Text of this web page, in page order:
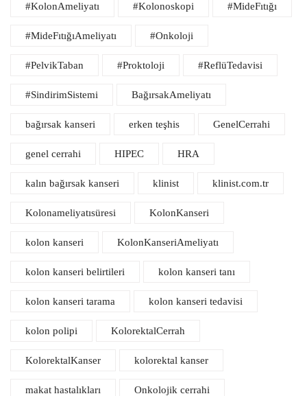
#KolonAmeliyatı #Kolonoskopi #MideFıtığı
#MideFıtığıAmeliyatı #Onkoloji
#PelvikTaban #Proktoloji #ReflüTedavisi
#SindirimSistemi BağırsakAmeliyatı
bağırsak kanseri erken teşhis GenelCerrahi
genel cerrahi HIPEC HRA
kalın bağırsak kanseri klinist klinist.com.tr
Kolonameliyatısüresi KolonKanseri
kolon kanseri KolonKanseriAmeliyatı
kolon kanseri belirtileri kolon kanseri tanı
kolon kanseri tarama kolon kanseri tedavisi
kolon polipi KolorektalCerrah
KolorektalKanser kolorektal kanser
makat hastalıkları Onkolojik cerrahi